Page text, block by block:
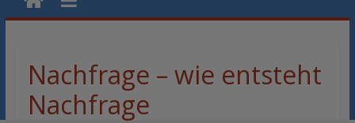
klassische Präsenzschulung im Vergleich
Nachfrage – wie entsteht
Nachfrage